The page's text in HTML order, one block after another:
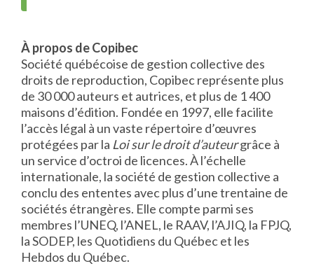
À propos de Copibec
Société québécoise de gestion collective des
droits de reproduction, Copibec représente plus
de 30 000 auteurs et autrices, et plus de 1 400
maisons d’édition. Fondée en 1997, elle facilite
l’accès légal à un vaste répertoire d’œuvres
protégées par la Loi sur le droit d’auteurgrâce à
un service d’octroi de licences. À l’échelle
internationale, la société de gestion collective a
conclu des ententes avec plus d’une trentaine de
sociétés étrangères. Elle compte parmi ses
membres l’UNEQ, l’ANEL, le RAAV, l’AJIQ, la FPJQ,
la SODEP, les Quotidiens du Québec et les
Hebdos du Québec.